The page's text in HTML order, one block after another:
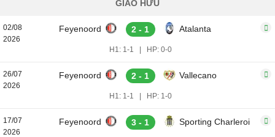
GIAO HỮU
02/08
2026
Feyenoord 2 - 1 Atalanta
H1: 1-1 HP: 0-0
26/07
2026
Feyenoord 2 - 1 Vallecano
H1: 1-1 HP: 1-0
17/07
2026
Feyenoord 3 - 1 Sporting Charleroi